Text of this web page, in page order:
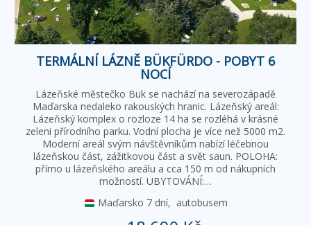
TERMÁLNÍ LÁZNĚ BÜKFÜRDO - POBYT 6
NOCÍ
Lázeňské městečko Bük se nachází na severozápadě
Maďarska nedaleko rakouských hranic. Lázeňský areál:
Lázeňský komplex o rozloze 14 ha se rozléhá v krásné
zeleni přírodního parku. Vodní plocha je více než 5000 m2.
Moderní areál svým návštěvníkům nabízí léčebnou
lázeňskou část, zážitkovou část a svět saun. POLOHA:
přímo u lázeňského areálu a cca 150 m od nákupních
možností. UBYTOVÁNÍ:…
Maďarsko 7 dní, autobusem